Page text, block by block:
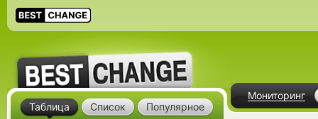
Мониторинг
Таблица Список Популярное